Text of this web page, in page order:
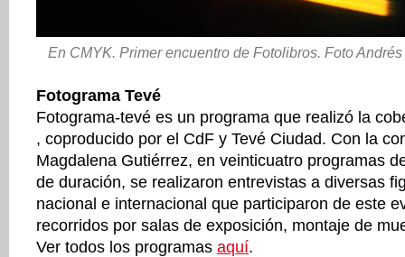
En CMYK. Primer encuentro de Fotolibros. Foto
Fotograma Tevé
Fotograma-tevé es un programa que realizó la
, coproducido por el CdF y Tevé Ciudad. Con la
Magdalena Gutiérrez, en veinticuatro programas
de duración, se realizaron entrevistas a diversas
nacional e internacional que participaron de este
recorridos por salas de exposición, montaje de
Ver todos los programas aquí.